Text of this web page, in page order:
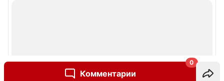
Комментарии
0